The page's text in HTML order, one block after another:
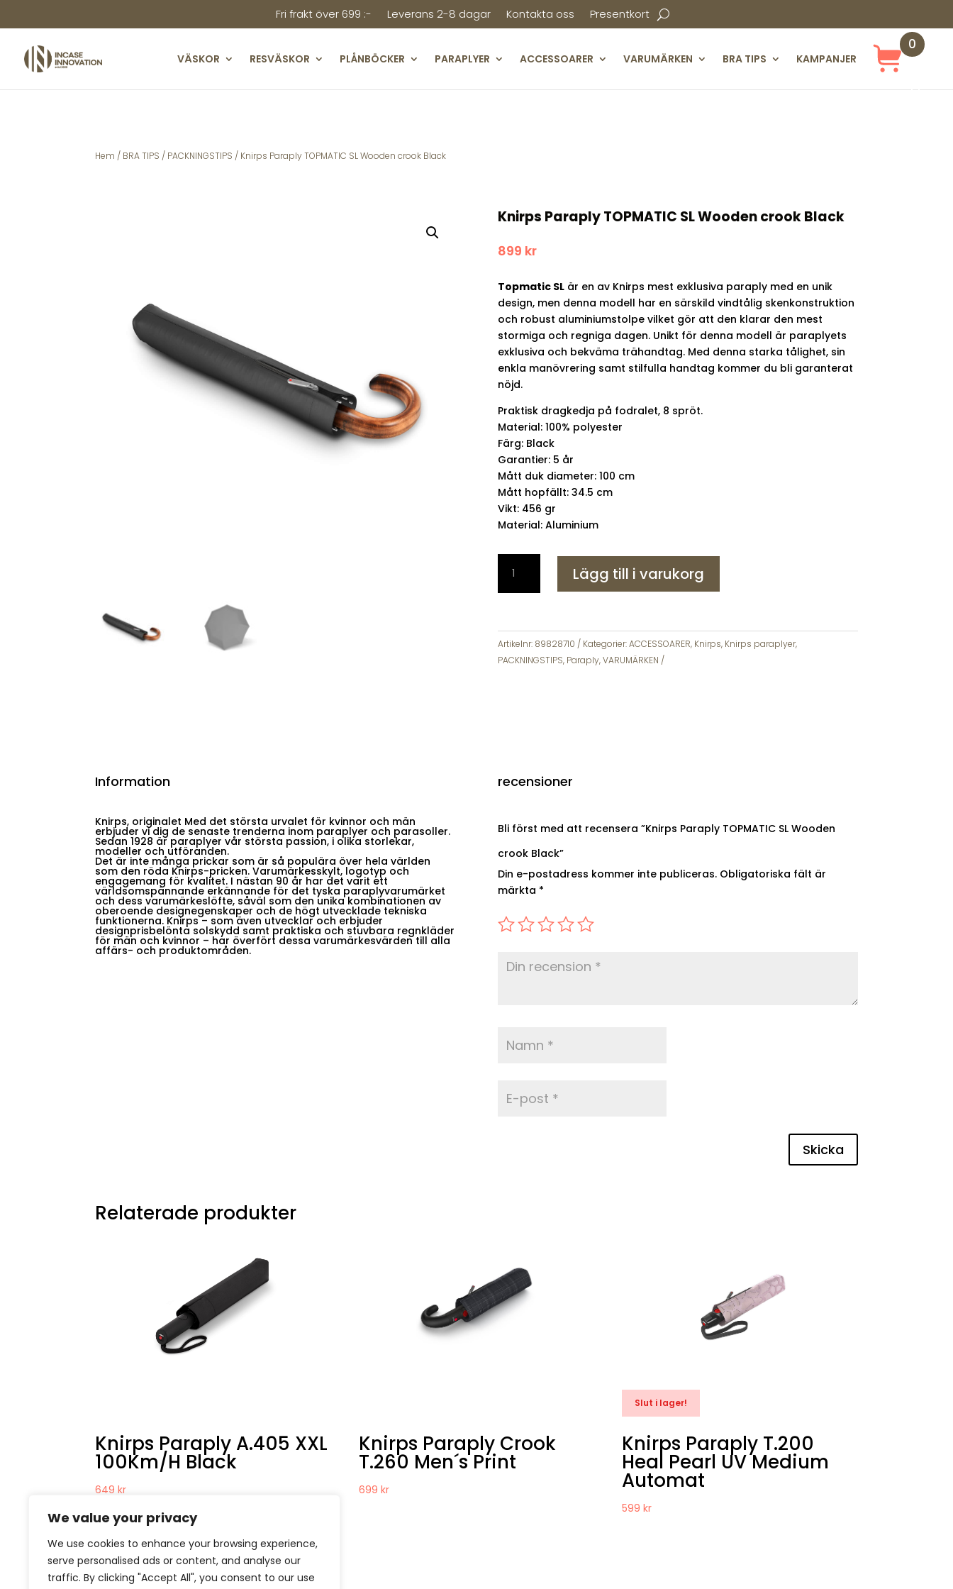
We value your privacy
We use cookies to enhance your browsing experience,
serve personalised ads or content, and analyse our
traffic. By clicking "Accept All", you consent to our use
Fri frakt över 699 :- Leverans 2-8 dagar Kontakta oss Presentkort
VÄSKOR RESVÄSKOR PLÅNBÖCKER PARAPLYER ACCESSOARER VARUMÄRKEN BRA TIPS KAMPANJER
0
ekt
Hem / BRA TIPS / PACKNINGSTIPS / Knirps Paraply TOPMATIC SL Wooden crook Black
Knirps Paraply TOPMATIC SL Wooden crook Black
899 kr
Topmatic SLär en av Knirps mest exklusiva paraply med en unik
design, men denna modell har en särskild vindtålig skenkonstruktion
och robust aluminiumstolpe vilket gör att den klarar den mest
stormiga och regniga dagen. Unikt för denna modell är paraplyets
exklusiva och bekväma trähandtag. Med denna starka tålighet, sin
enkla manövrering samt stilfulla handtag kommer du bli garanterat
nöjd.
Praktisk dragkedja på fodralet, 8 spröt.
Material: 100% polyester
Färg: Black
Garantier: 5 år
Mått duk diameter: 100 cm
Mått hopfällt: 34.5 cm
Vikt: 456 gr
Material: Aluminium
Paraply
TOPMATIC
Wooden
crook
Black
Lägg till i varukorg
Artikelnr: 89828710 Kategorier:ACCESSOARER, Knirps, Knirps paraplyer,
PACKNINGSTIPS, Paraply,VARUMÄRKEN
Information
Knirps, originalet Med det största urvalet för kvinnor och män
erbjuder vi dig de senaste trenderna inom paraplyer och parasoller.
Sedan 1928 är paraplyer vår största passion, i olika storlekar,
modeller och utföranden.
Det är inte många prickar som är så populära över hela världen
som den röda Knirps-pricken. Varumärkesskylt, logotyp och
engagemang för kvalitet. I nästan 90 år har det varit ett
världsomspännande erkännande för det tyska paraplyvarumärket
och dess varumärkeslöfte, såväl som den unika kombinationen av
oberoende designegenskaper och de högt utvecklade tekniska
funktionerna. Knirps – som även utvecklar och erbjuder
designprisbelönta solskydd samt praktiska och stuvbara regnkläder
för män och kvinnor – har överfört dessa varumärkesvärden till alla
affärs- och produktområden.
recensioner
Bli först med att recensera ”Knirps Paraply TOPMATIC SL Wooden
crook Black”
Din e-postadress kommer inte publiceras. Obligatoriska fält är
märkta *
Skicka
Relaterade produkter
Knirps Paraply A.405 XXL
100Km/H Black
649kr
Knirps Paraply Crook
T.260 Men´s Print
699 kr
Slut i lager!
Knirps Paraply T.200
Heal Pearl UV Medium
Automat
599kr